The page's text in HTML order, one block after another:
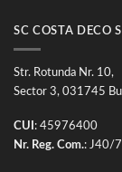
SC COSTA DECO
Str. Rotunda Nr. 10,
Sector 3, 031745
CUI : 45976400
Nr. Reg. Com.: J40/